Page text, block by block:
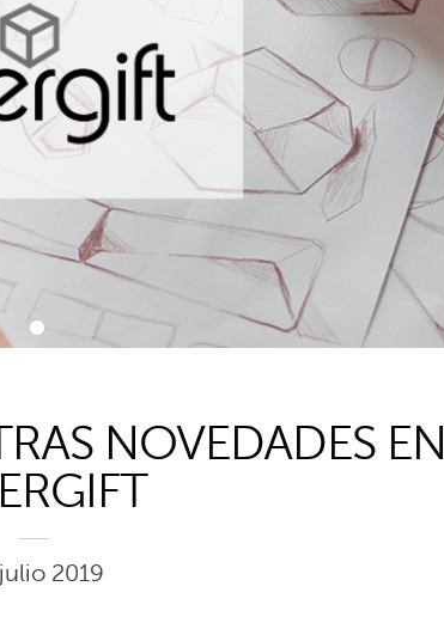
1
NOVEDADES EN
2019